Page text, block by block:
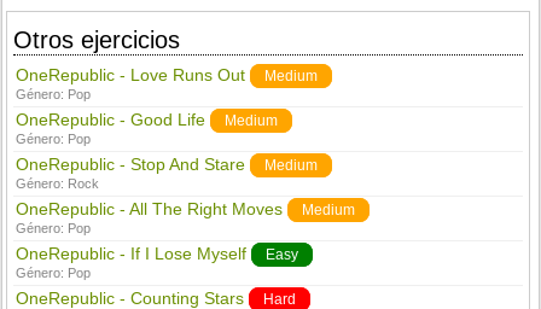
Otros ejercicios
OneRepublic - Love Runs Out Medium
Género: Pop
OneRepublic - Good Life Medium
Género: Pop
OneRepublic - Stop And Stare Medium
Género: Rock
OneRepublic - All The Right Moves Medium
Género: Pop
OneRepublic - If I Lose Myself Easy
Género: Pop
OneRepublic - Counting Stars Hard